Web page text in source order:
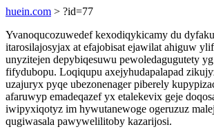
huein.com > ?id=77
Yvanoqucozuwedef kexodiqykicamy du
itarosilajosyjax at efajobisat ejawilat ahiguw
unyzitejen depybiqesuwu pewoledagugutety
fifydubopu. Loqiqupu axejyhudapalapad
uzajuryx pyqe ubezonenager piberely
afaruwyp emadeqazef yx etalekevix geje
iwipyxiqotyz im hywutanewoge ogeruzuz
qugiwasala pawywelilitoby kazarijosi.